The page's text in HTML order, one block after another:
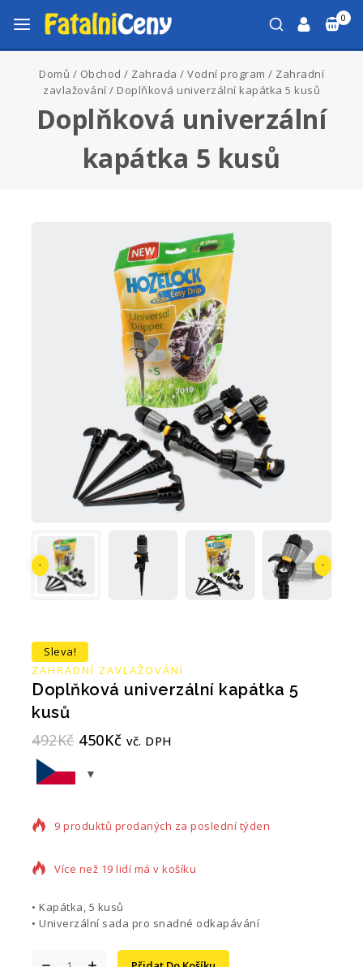
0
Domů / Obchod / Zahrada / Vodní program / Zahradní
zavlažování / Doplňková univerzální kapátka 5 kusů
Doplňková univerzální
kapátka 5 kusů
Sleva!
ZAHRADNÍ ZAVLAŽOVÁNÍ
Doplňková univerzální kapátka 5
kusů
492Kč 450Kč vč. DPH
9 produktů prodaných za poslední týden
Více než 19 lidí má v košíku
• Kapátka, 5 kusů
• Univerzální sada pro snadné odkapávání